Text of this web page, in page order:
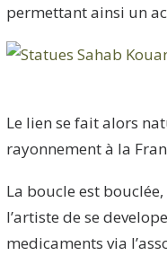
permettant ainsi un
Le lien se fait alors
rayonnement à la
La boucle est
l’artiste de se
medicaments via